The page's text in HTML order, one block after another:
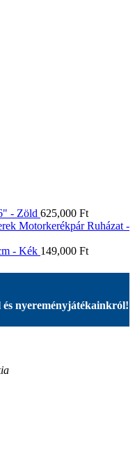
- Zöld 625,000 Ft
Motorkerékpár Ruházat -
- Kék 149,000 Ft
nyereményjátékainkról!